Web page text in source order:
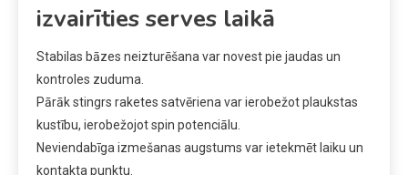
izvairīties serves laikā
Stabilas bāzes neizturēšana var novest pie jaudas un
kontroles zuduma.
Pārāk stingrs raketes satvēriena var ierobežot plaukstas
kustību, ierobežojot spin potenciālu.
Neviendabīga izmešanas augstums var ietekmēt laiku un
kontakta punktu.